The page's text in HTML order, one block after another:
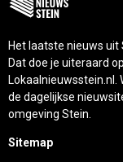
Het laatste nieuws uit
Dat doe je uiteraard op
Lokaalnieuwsstein.nl.
de dagelijkse
omgeving Stein.
Sitemap